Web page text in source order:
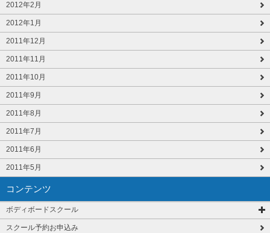
2012年2月
2012年1月
2011年12月
2011年11月
2011年10月
2011年9月
2011年8月
2011年7月
2011年6月
2011年5月
コンテンツ
ボディボードスクール
スクール予約お申込み